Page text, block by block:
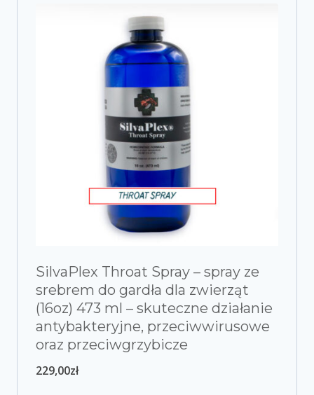
SilvaPlex Throat Spray – spray ze
srebrem do gardła dla zwierząt
(16oz) 473 ml – skuteczne działanie
antybakteryjne, przeciwwirusowe
oraz przeciwgrzybicze
229,00zł